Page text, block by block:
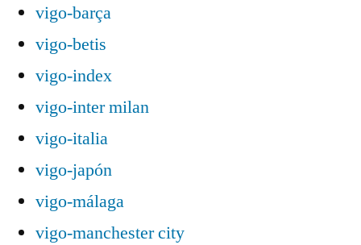
vigo-barça
vigo-betis
vigo-index
vigo-inter milan
vigo-italia
vigo-japón
vigo-málaga
vigo-manchester city